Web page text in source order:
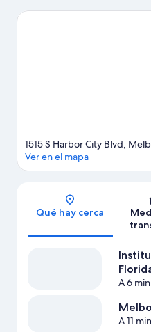
Parque de atracciones Andretti
1515 S Harbor City Blvd,
Ver en el mapa
Qué hay cerca
A 6
A 11